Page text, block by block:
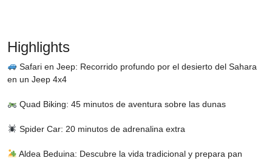
Highlights
Safari en Jeep: Recorrido profundo por el desierto del Sahara
en un Jeep 4x4
Quad Biking: 45 minutos de aventura sobre las dunas
Spider Car: 20 minutos de adrenalina extra
Aldea Beduina: Descubre la vida tradicional y prepara pan